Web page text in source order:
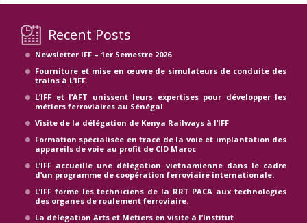
Recent Posts
Newsletter IFF – 1er Semestre 2026
Fourniture et mise en œuvre de simulateurs de conduite des
trains à L’IFF.
L’IFF et l’AFT unissent leurs expertises pour développer les
métiers ferroviaires au Sénégal
Visite de la délégation de Kenya Railways à l’IFF
Formation spécialisée en tracé de la voie et implantation des
appareils de voie au profit de CID Maroc
L’IFF accueille une délégation vietnamienne dans le cadre
d’un programme de coopération ferroviaire internationale.
L’IFF forme les techniciens de la RRT PACA aux technologies
des organes de roulement ferroviaire.
La délégation Arts et Métiers en visite à l’Institut